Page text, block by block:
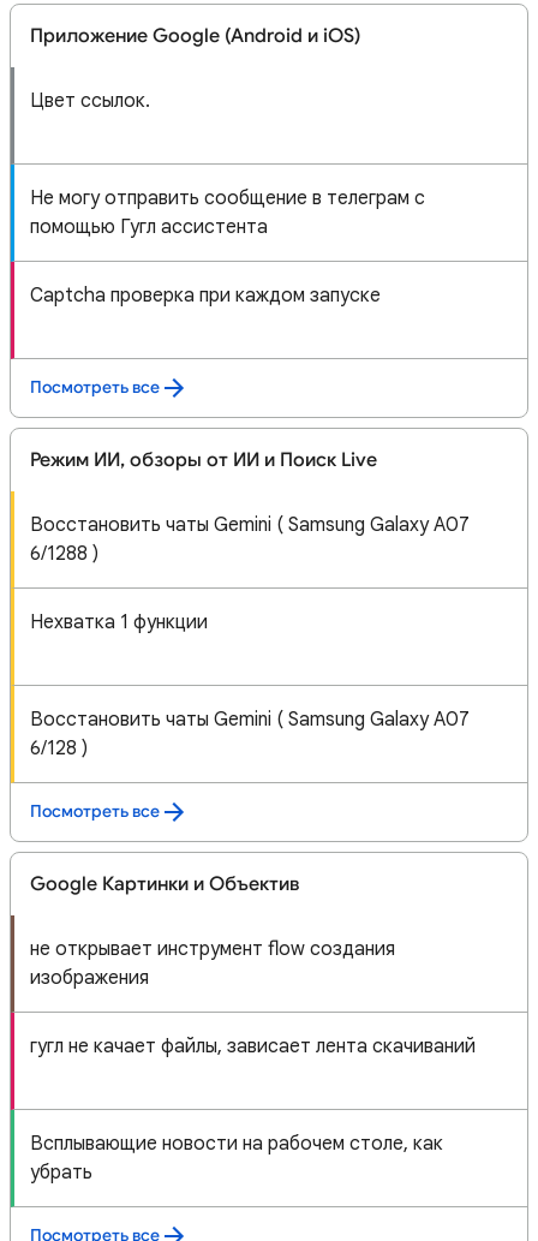
Приложение Google (Android и iOS)
Цвет ссылок.
Не могу отправить сообщение в телеграм с
помощью Гугл ассистента
Captcha проверка при каждом запуске
Посмотреть все
Режим ИИ, обзоры от ИИ и Поиск Live
Восстановить чаты Gemini ( Samsung Galaxy A07
6/1288 )
Нехватка 1 функции
Восстановить чаты Gemini ( Samsung Galaxy A07
6/128 )
Посмотреть все
Google Картинки и Объектив
не открывает инструмент flow создания
изображения
гугл не качает файлы, зависает лента скачиваний
Всплывающие новости на рабочем столе, как
убрать🤔
Посмотреть все